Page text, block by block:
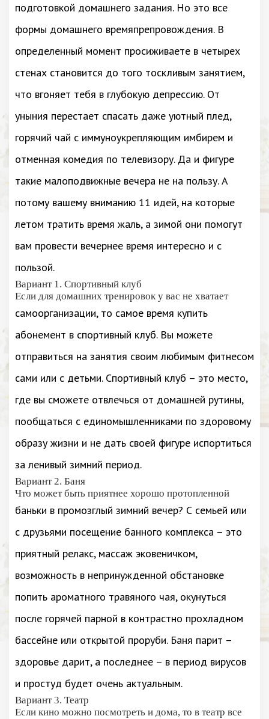
подготовкой домашнего задания. Но это все
формы домашнего времяпрепровождения. В
определенный момент просиживаете в четырех
стенах становится до того тоскливым занятием,
что вгоняет тебя в глубокую депрессию. От
уныния перестает спасать даже уютный плед,
горячий чай с иммуноукрепляющим имбирем и
отменная комедия по телевизору. Да и фигуре
такие малоподвижные вечера не на пользу. А
потому вашему вниманию 11 идей, на которые
летом тратить время жаль, а зимой они помогут
вам провести вечернее время интересно и с
пользой.
Вариант 1. Спортивный клуб
Если для домашних тренировок у вас не хватает
самоорганизации, то самое время купить
абонемент в спортивный клуб. Вы можете
отправиться на занятия своим любимым фитнесом
сами или с детьми. Спортивный клуб – это место,
где вы сможете отвлечься от домашней рутины,
пообщаться с единомышленниками по здоровому
образу жизни и не дать своей фигуре испортиться
за ленивый зимний период.
Вариант 2. Баня
Что может быть приятнее хорошо протопленной
баньки в промозглый зимний вечер? С семьей или
с друзьями посещение банного комплекса – это
приятный релакс, массаж эковеничком,
возможность в непринужденной обстановке
попить ароматного травяного чая, окунуться
после горячей парной в контрастно прохладном
бассейне или открытой проруби. Баня парит –
здоровье дарит, а последнее – в период вирусов
и простуд будет очень актуальным.
Вариант 3. Театр
Если кино можно посмотреть и дома, то в театр все